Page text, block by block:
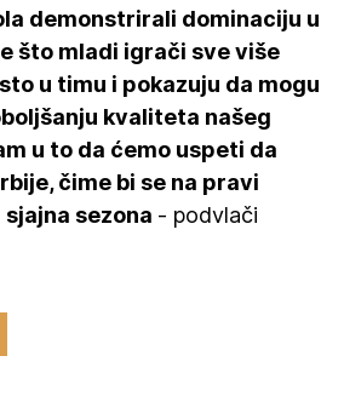
demonstrirali dominaciju u
što mladi igrači sve više
u timu i pokazuju da mogu
kvaliteta našeg
u to da ćemo uspeti da
čime bi se na pravi
sezona - podvlači